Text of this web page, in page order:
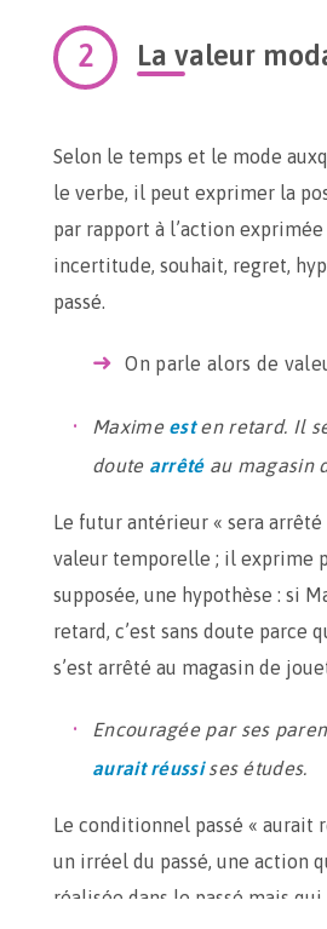
La valeur
Selon le temps et le mode
le verbe, il peut exprimer la
par rapport à l’action
incertitude, souhait, regret,
passé.
On parle alors de
Maxime esten retard. Il
doute arrêtéau magasin
Le futur antérieur « sera arrêté
valeur temporelle ; il exprime
supposée, une hypothèse : si
retard, c’est sans doute parce
s’est arrêté au magasin de
Encouragée par ses
aurait réussises études.
Le conditionnel passé « aurait
un irréel du passé, une action
réalisée dans le passé mais